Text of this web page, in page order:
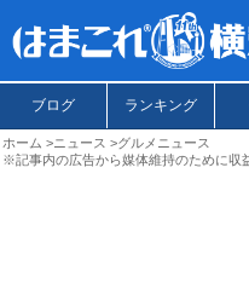
ブログ ランキング
ホーム ニュース
グルメニュース
※記事内の広告から媒体維持のために収